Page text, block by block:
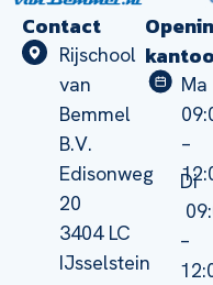
Contact
Rijschool
van
Bemmel
B.V.
Edisonweg
20
3404 LC
IJsselstein
Ma
–
Di
–